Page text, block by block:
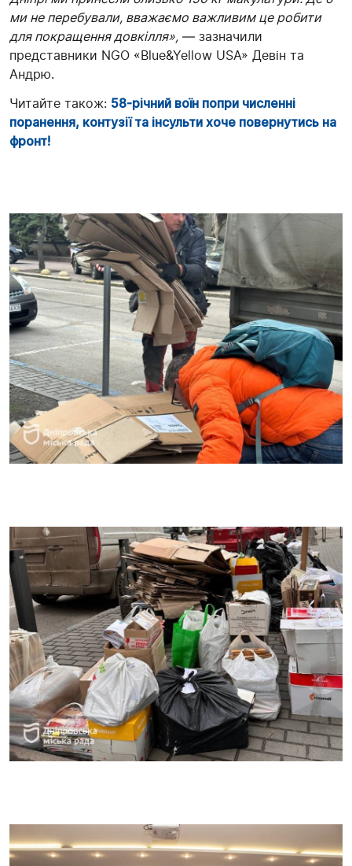
ми не перебували, вважаємо важливим це робити
для покращення довкілля», — зазначили
представники NGO «Blue&Yellow USA» Девін та
Андрю.
Читайте також: 58-річний воїн попри численні
поранення, контузії та інсульти хоче повернутись на
фронт!